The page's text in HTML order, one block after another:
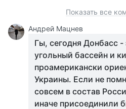
Показать все
Андрей Мацнев
Гы, сегодня Донбасс
угольный бассейн и
проамерикански
Украины. Если не
совсем в состав
иначе присоединили